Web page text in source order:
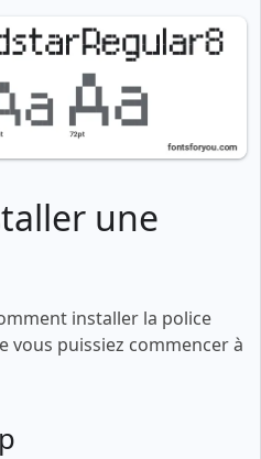
une
installer la police
vous puissiez commencer à